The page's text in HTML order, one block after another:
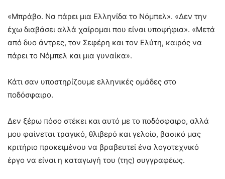
«Μπράβο. Να πάρει μια Ελληνίδα το Νόμπελ». «Δεν την
έχω διαβάσει αλλά χαίρομαι που είναι υποψήφια». «Μετά
από δυο άντρες, τον Σεφέρη και τον Ελύτη, καιρός να
πάρει το Νόμπελ και μια γυναίκα».
Κάτι σαν υποστηρίζουμε ελληνικές ομάδες στο
ποδόσφαιρο.
Δεν ξέρω πόσο στέκει και αυτό με το ποδόσφαιρο, αλλά
μου φαίνεται τραγικό, θλιβερό και γελοίο, βασικό μας
κριτήριο προκειμένου να βραβευτεί ένα λογοτεχνικό
έργο να είναι η καταγωγή του (της) συγγραφέως.